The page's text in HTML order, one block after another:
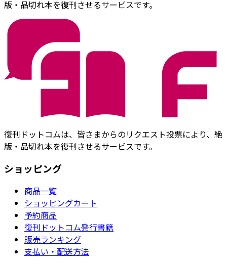
版・品切れ本を復刊させるサービスです。
復刊ドットコムは、皆さまからのリクエスト投票により、絶
版・品切れ本を復刊させるサービスです。
ショッピング
商品一覧
ショッピングカート
予約商品
復刊ドットコム発行書籍
販売ランキング
支払い・配送方法